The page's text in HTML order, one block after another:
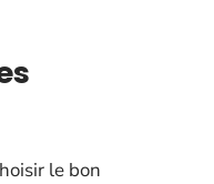
le bon